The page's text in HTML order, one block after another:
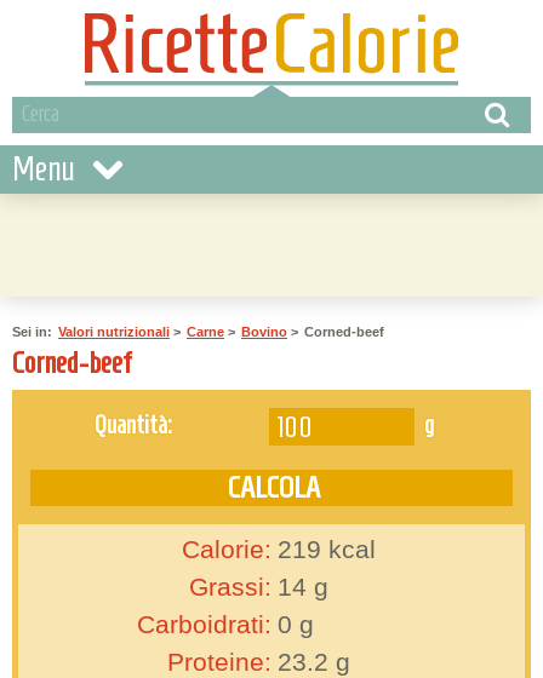
Menu
Sei in: Valori nutrizionali > Carne > Bovino > Corned-beef
Corned-beef
Quantità: g
Calorie: 219 kcal
Grassi: 14 g
Carboidrati: 0 g
Proteine: 23.2 g